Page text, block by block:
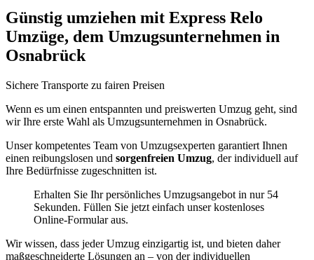
Günstig umziehen mit Express Relo
Umzüge, dem Umzugsunternehmen in
Osnabrück
Sichere Transporte zu fairen Preisen
Wenn es um einen entspannten und preiswerten Umzug geht, sind
wir Ihre erste Wahl als Umzugsunternehmen in Osnabrück.
Unser kompetentes Team von Umzugsexperten garantiert Ihnen
einen reibungslosen und sorgenfreien Umzug, der individuell auf
Ihre Bedürfnisse zugeschnitten ist.
Erhalten Sie Ihr persönliches Umzugsangebot in nur 54
Sekunden. Füllen Sie jetzt einfach unser kostenloses
Online-Formular aus.
Wir wissen, dass jeder Umzug einzigartig ist, und bieten daher
maßgeschneiderte Lösungen an – von der individuellen